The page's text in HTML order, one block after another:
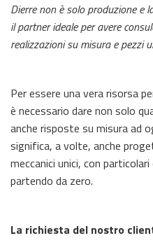
Dierre non è solo produzione e
il partner ideale per avere
realizzazioni su misura e pezzi
Per essere una vera risorsa
è necessario dare non solo
anche risposte su misura ad
significa, a volte, anche
meccanici unici, con
partendo da zero.
La richiesta del nostro